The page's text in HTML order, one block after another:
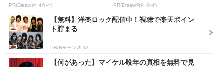
PR(Dreaw合同会社) PR(Dreaw合同会社)
【無料】洋楽ロック配信中！視聴で楽天ポイン
ト貯まる
PR(Rチャンネル)
【何があった】マイケル晩年の真相を無料で見